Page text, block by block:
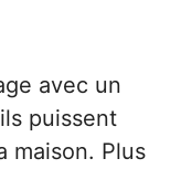
avec un
puissent
maison. Plus